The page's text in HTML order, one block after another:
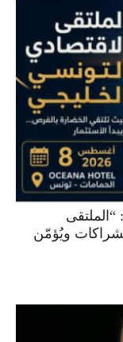
“الملتقى
ويُؤمّن